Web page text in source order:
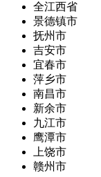
全江西省
景德镇市
抚州市
吉安市
宜春市
萍乡市
南昌市
新余市
九江市
鹰潭市
上饶市
赣州市